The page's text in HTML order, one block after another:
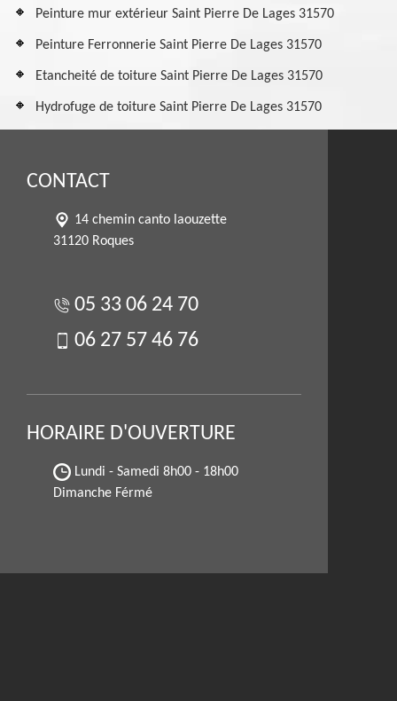
Peinture mur extérieur Saint Pierre De Lages 31570
Peinture Ferronnerie Saint Pierre De Lages 31570
Etancheité de toiture Saint Pierre De Lages 31570
Hydrofuge de toiture Saint Pierre De Lages 31570
CONTACT
14 chemin canto laouzette
31120 Roques
05 33 06 24 70
06 27 57 46 76
HORAIRE D'OUVERTURE
Lundi - Samedi 8h00 - 18h00
Dimanche Férmé